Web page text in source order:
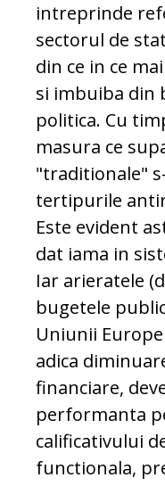
intreprinde
sectorul de
din ce in ce
si imbuiba din
politica. Cu
masura ce
"traditionale"
tertipurile
Este evident
dat iama in
Iar arieratele
bugetele
Uniunii
adica
financiare,
performanta
calificativului
functionala,